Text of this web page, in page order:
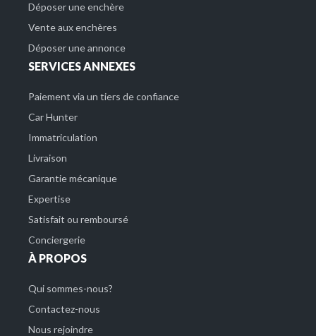
Déposer une enchère
Vente aux enchères
Déposer une annonce
SERVICES ANNEXES
Paiement via un tiers de confiance
Car Hunter
Immatriculation
Livraison
Garantie mécanique
Expertise
Satisfait ou remboursé
Conciergerie
À PROPOS
Qui sommes-nous?
Contactez-nous
Nous rejoindre